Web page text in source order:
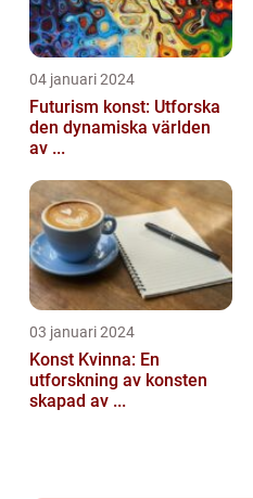
04 januari 2024
Futurism konst: Utforska
den dynamiska världen
av ...
03 januari 2024
Konst Kvinna: En
utforskning av konsten
skapad av ...